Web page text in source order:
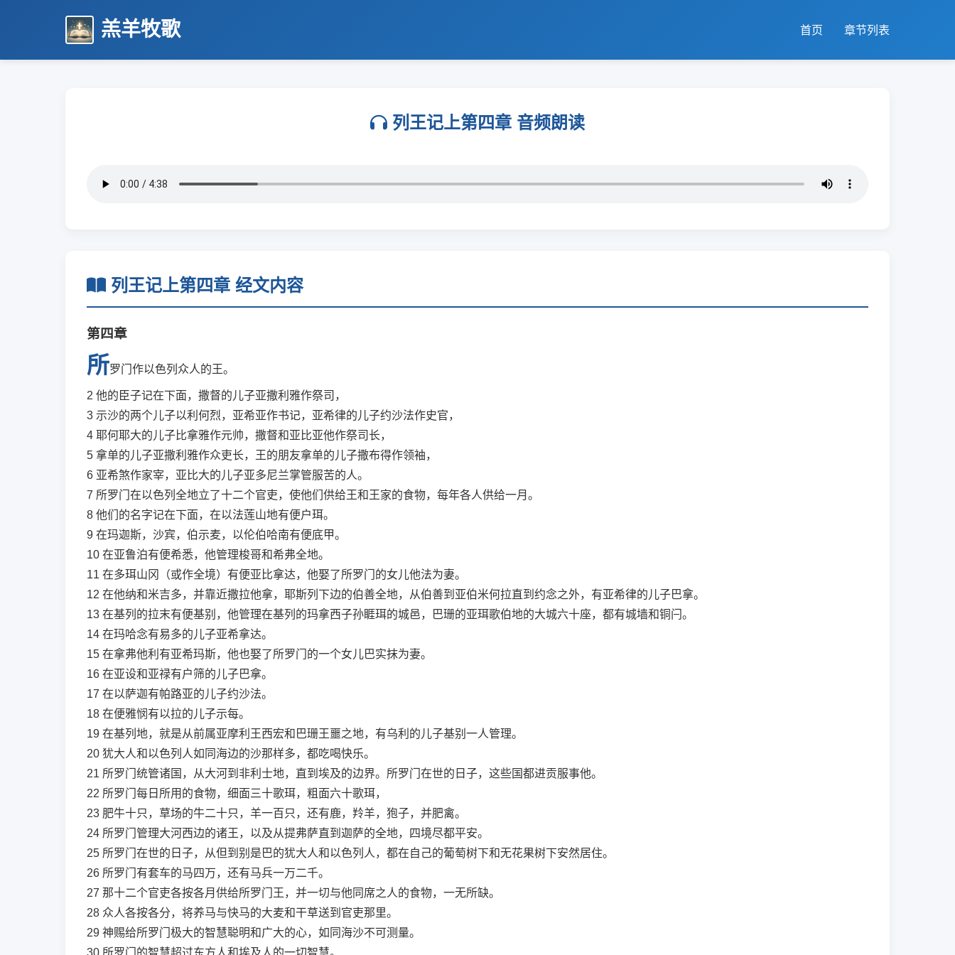
羔羊牧歌 首页 章节列表
列王记上第四章 音频朗读
列王记上第四章 经文内容
第四章
所罗门作以色列众人的王。
2 他的臣子记在下面，撒督的儿子亚撒利雅作祭司，
3 示沙的两个儿子以利何烈，亚希亚作书记，亚希律的儿子约沙法作史官，
4 耶何耶大的儿子比拿雅作元帅，撒督和亚比亚他作祭司长，
5 拿单的儿子亚撒利雅作众吏长，王的朋友拿单的儿子撒布得作领袖，
6 亚希煞作家宰，亚比大的儿子亚多尼兰掌管服苦的人。
7 所罗门在以色列全地立了十二个官吏，使他们供给王和王家的食物，每年各人供给一月。
8 他们的名字记在下面，在以法莲山地有便户珥。
9 在玛迦斯，沙宾，伯示麦，以伦伯哈南有便底甲。
10 在亚鲁泊有便希悉，他管理梭哥和希弗全地。
11 在多珥山冈（或作全境）有便亚比拿达，他娶了所罗门的女儿他法为妻。
12 在他纳和米吉多，并靠近撒拉他拿，耶斯列下边的伯善全地，从伯善到亚伯米何拉直到约念之外，有亚希律的儿子巴拿。
13 在基列的拉末有便基别，他管理在基列的玛拿西子孙睚珥的城邑，巴珊的亚珥歌伯地的大城六十座，都有城墙和铜闩。
14 在玛哈念有易多的儿子亚希拿达。
15 在拿弗他利有亚希玛斯，他也娶了所罗门的一个女儿巴实抹为妻。
16 在亚设和亚禄有户筛的儿子巴拿。
17 在以萨迦有帕路亚的儿子约沙法。
18 在便雅悯有以拉的儿子示每。
19 在基列地，就是从前属亚摩利王西宏和巴珊王噩之地，有乌利的儿子基别一人管理。
20 犹大人和以色列人如同海边的沙那样多，都吃喝快乐。
21 所罗门统管诸国，从大河到非利士地，直到埃及的边界。所罗门在世的日子，这些国都进贡服事他。
22 所罗门每日所用的食物，细面三十歌珥，粗面六十歌珥，
23 肥牛十只，草场的牛二十只，羊一百只，还有鹿，羚羊，狍子，并肥禽。
24 所罗门管理大河西边的诸王，以及从提弗萨直到迦萨的全地，四境尽都平安。
25 所罗门在世的日子，从但到别是巴的犹大人和以色列人，都在自己的葡萄树下和无花果树下安然居住。
26 所罗门有套车的马四万，还有马兵一万二千。
27 那十二个官吏各按各月供给所罗门王，并一切与他同席之人的食物，一无所缺。
28 众人各按各分，将养马与快马的大麦和干草送到官吏那里。
29 神赐给所罗门极大的智慧聪明和广大的心，如同海沙不可测量。
30 所罗门的智慧超过东方人和埃及人的一切智慧。